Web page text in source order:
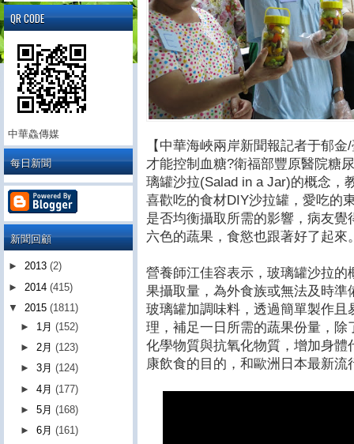
【中華海峽兩岸新聞報記者于郁
才能控制血糖?衛福部豐原醫院糖
璃罐沙拉(Salad in a Jar)的概念，
喜歡吃的食材DIY沙拉罐，愛吃的
是否均衡攝取所需的影響，病友
六色的蔬果，食慾也跟著好了起來
營養師江佳容表示，玻璃罐沙拉
果攝取量，為外食族或無法及時
玻璃罐加調味料，透過簡單製作
理，補足一日所需的蔬果份量，
化學物質與抗氧化物質，增加身
康飲食的目的，和歐洲日本最新流
QR CODE
中華鱻傳媒
每日新聞
新聞回顧
► 2013 (2)
► 2014 (415)
▼ 2015 (1811)
► 1月(152)
►2月(123)
►3月(124)
►4月(177)
►5月(168)
►6月(161)